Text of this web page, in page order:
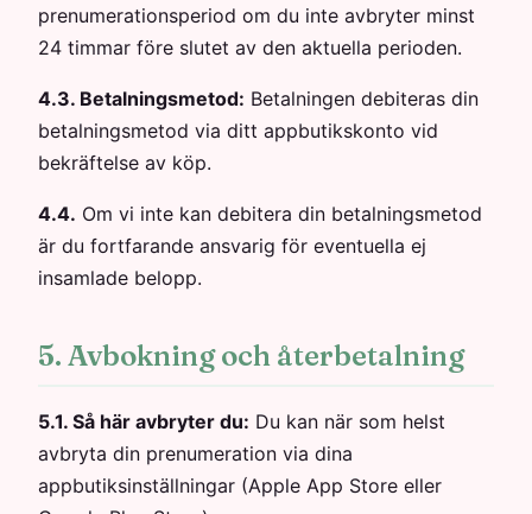
prenumerationsperiod om du inte avbryter minst
24 timmar före slutet av den aktuella perioden.
4.3. Betalningsmetod: Betalningen debiteras din
betalningsmetod via ditt appbutikskonto vid
bekräftelse av köp.
4.4. Om vi inte kan debitera din betalningsmetod
är du fortfarande ansvarig för eventuella ej
insamlade belopp.
5. Avbokning och återbetalning
5.1. Så här avbryter du: Du kan när som helst
avbryta din prenumeration via dina
appbutiksinställningar (Apple App Store eller